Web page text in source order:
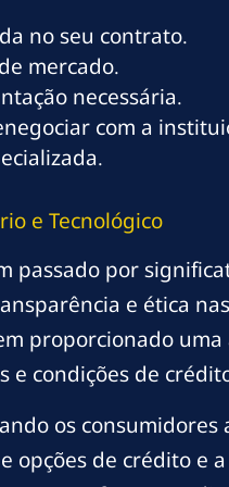
no seu contrato.
mercado.
necessária.
com a
e Tecnológico
passado por
e ética
proporcionado
e condições de
os
opções de crédito e